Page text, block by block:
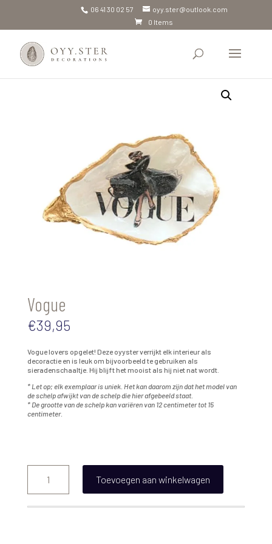
06 41 30 02 57
oyy.ster@outlook.com
0 Items
Vogue
€39,95
Vogue lovers opgelet! Deze oyyster verrijkt elk interieur als
decoractie en is leuk om bijvoorbeeld te gebruiken als
sieradenschaaltje. Hij blijft het mooist als hij niet nat wordt.
* Let op; elk exemplaar is uniek. Het kan daarom zijn dat het model van
de schelp afwijkt van de schelp die hier afgebeeld staat.
* De grootte van de schelp kan variëren van 12 centimeter tot 15
centimeter.
Vogue
aantal
Toevoegen aan winkelwagen